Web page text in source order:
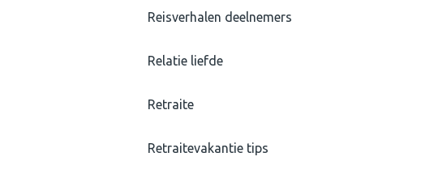
Reisverhalen deelnemers
Relatie liefde
Retraite
Retraitevakantie tips